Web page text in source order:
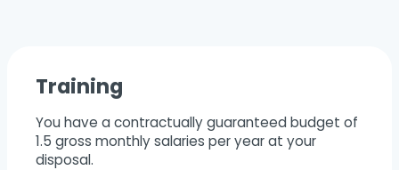
Training
You have a contractually guaranteed budget of
1.5 gross monthly salaries per year at your
disposal.